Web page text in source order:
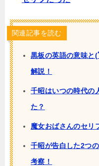
関連記事を読む
黒板の英語の意味と
解説！
千昭はいつの時代の
た？
魔女おばさんのセリ
千昭が告白した2つ
考察！